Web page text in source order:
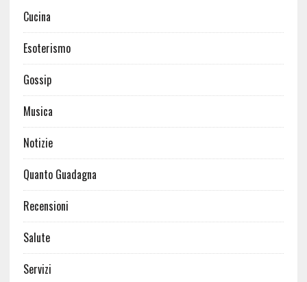
Cucina
Esoterismo
Gossip
Musica
Notizie
Quanto Guadagna
Recensioni
Salute
Servizi